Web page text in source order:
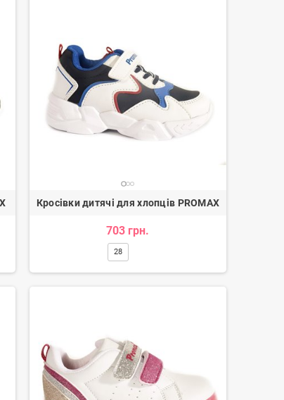
жіночі Черевики ковбойки жіночі
Кросівки дитячі для хлопців PROMAX
703 грн.
28